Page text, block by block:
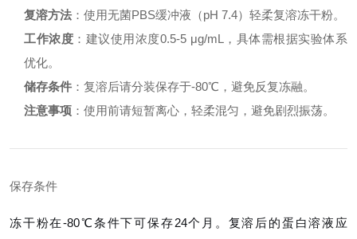
复溶方法 ：使用无菌PBS缓冲液（pH 7.4）轻柔复溶冻干粉。
工作浓度 ：建议使用浓度0.5-5 μg/mL，具体需根据实验体系
优化。
储存条件 ：复溶后请分装保存于-80℃，避免反复冻融。
注意事项 ：使用前请短暂离心，轻柔混匀，避免剧烈振荡。
保存条件
冻干粉在-80℃条件下可保存24个月。复溶后的蛋白溶液应